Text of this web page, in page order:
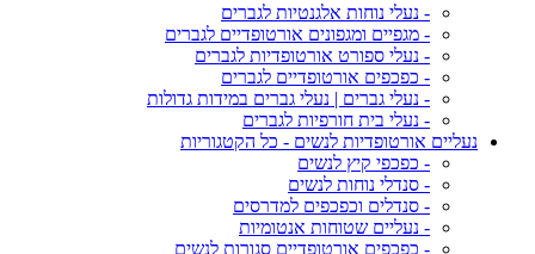
- נעלי נוחות אלגנטיות לגברים
- מגפיים ומגפונים אורטופדיים לגברים
- נעלי ספורט אורטופדיות לגברים
- כפכפים אורטופדיים לגברים
- נעלי גברים | נעלי גברים במידות גדולות
- נעלי בית חורפיות לגברים
נעליים אורטופדיות לנשים - כל הקטגוריות
- כפכפי קיץ לנשים
- סנדלי נוחות לנשים
- סנדלים וכפכפים למדרסים
- נעליים שטוחות אנטומיות
- כפכפים אורטופדיים סגורות לנשים